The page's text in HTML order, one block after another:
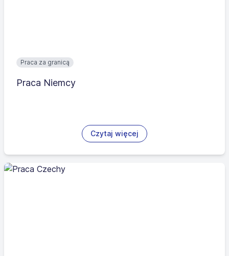
Praca za granicą
Praca Niemcy
Czytaj więcej